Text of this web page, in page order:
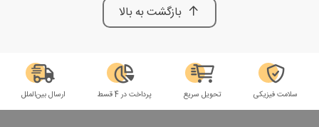
بازگشت به بالا
سلامت فیزیکی تحویل سریع پرداخت در 4 قسط ارسال بین‌الملل